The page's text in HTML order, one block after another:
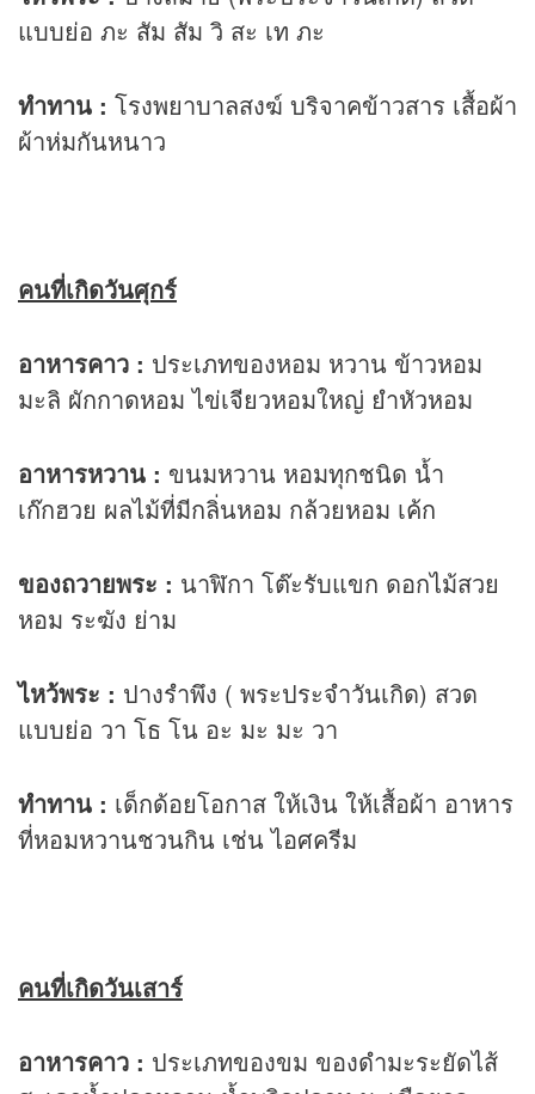
แบบย่อ ภะ สัม สัม วิ สะ เท ภะ
ทำทาน : โรงพยาบาลสงฆ์ บริจาคข้าวสาร เสื้อผ้า
ผ้าห่มกันหนาว
คนที่เกิดวันศุกร์
อาหารคาว : ประเภทของหอม หวาน ข้าวหอม
มะลิ ผักกาดหอม ไข่เจียวหอมใหญ่ ยำหัวหอม
อาหารหวาน : ขนมหวาน หอมทุกชนิด น้ำ
เก๊กฮวย ผลไม้ที่มีกลิ่นหอม กล้วยหอม เค้ก
ของถวายพระ : นาฬิกา โต๊ะรับแขก ดอกไม้สวย
หอม ระฆัง ย่าม
ไหว้พระ : ปางรำพึง ( พระประจำวันเกิด) สวด
แบบย่อ วา โธ โน อะ มะ มะ วา
ทำทาน : เด็กด้อยโอกาส ให้เงิน ให้เสื้อผ้า อาหาร
ที่หอมหวานชวนกิน เช่น ไอศครีม
คนที่เกิดวันเสาร์
อาหารคาว : ประเภทของขม ของดำมะระยัดไส้